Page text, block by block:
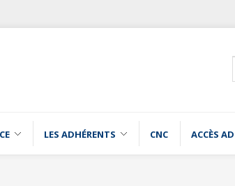
LES ADHÉRENTS CNC ACCÈS